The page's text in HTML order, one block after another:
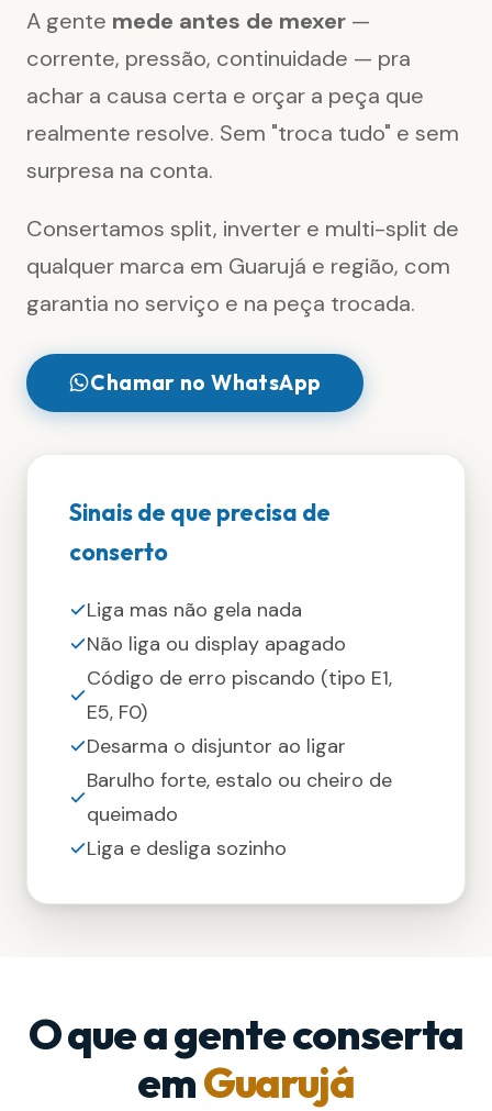
A gente mede antes de mexer —
corrente, pressão, continuidade — pra
achar a causa certa e orçar a peça que
realmente resolve. Sem "troca tudo" e sem
surpresa na conta.
Consertamos split, inverter e multi-split de
qualquer marca em Guarujá e região, com
garantia no serviço e na peça trocada.
Chamar no WhatsApp
Sinais de que precisa de
conserto
Liga mas não gela nada
Não liga ou display apagado
Código de erro piscando (tipo E1,
E5, F0)
Desarma o disjuntor ao ligar
Barulho forte, estalo ou cheiro de
queimado
Liga e desliga sozinho
O que a gente conserta
emGuarujá